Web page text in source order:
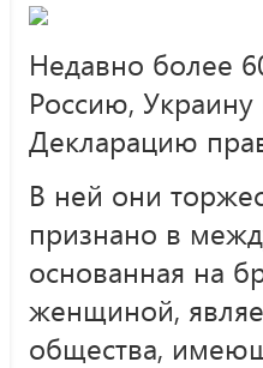
Недавно более
Россию,
Декларацию
В ней они
признано в
основанная на
женщиной,
общества,